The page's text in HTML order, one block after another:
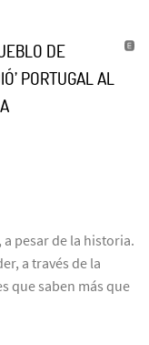
DE
PORTUGAL AL
pesar de la historia.
a través de la
que saben más que